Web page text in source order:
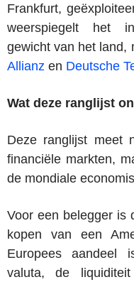
Frankfurt,
weerspiegelt het
gewicht van het land,
Allianz en Deutsche
Wat deze ranglijst
Deze ranglijst meet
financiële markten,
de mondiale
Voor een belegger is
kopen van een
Europees aandeel
valuta, de